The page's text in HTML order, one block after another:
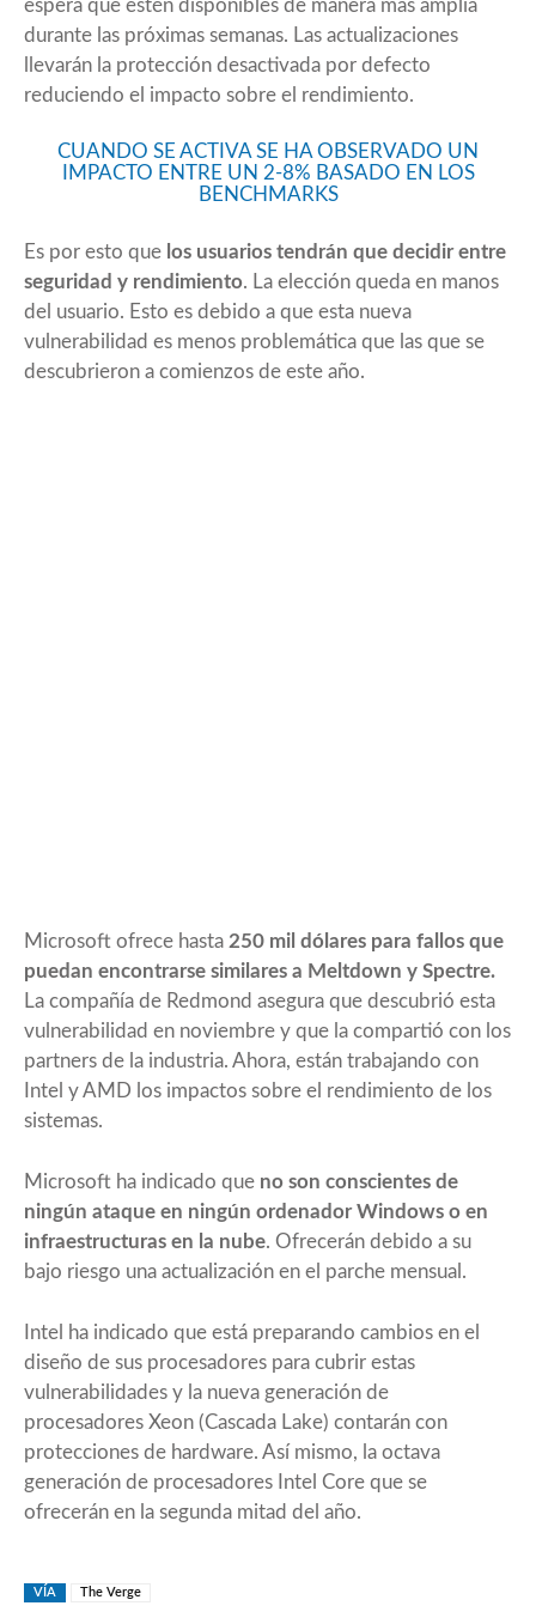
espera que estén disponibles de manera más amplia
durante las próximas semanas. Las actualizaciones
llevarán la protección desactivada por defecto
reduciendo el impacto sobre el rendimiento.
CUANDO SE ACTIVA SE HA OBSERVADO UN
IMPACTO ENTRE UN 2-8% BASADO EN LOS
BENCHMARKS
Es por esto que los usuarios tendrán que decidir entre
seguridad y rendimiento. La elección queda en manos
del usuario. Esto es debido a que esta nueva
vulnerabilidad es menos problemática que las que se
descubrieron a comienzos de este año.
Microsoft ofrece hasta 250 mil dólares para fallos que
puedan encontrarse similares a Meltdown y Spectre.
La compañía de Redmond asegura que descubrió esta
vulnerabilidad en noviembre y que la compartió con los
partners de la industria. Ahora, están trabajando con
Intel y AMD los impactos sobre el rendimiento de los
sistemas.
Microsoft ha indicado que no son conscientes de
ningún ataque en ningún ordenador Windows o en
infraestructuras en la nube. Ofrecerán debido a su
bajo riesgo una actualización en el parche mensual.
Intel ha indicado que está preparando cambios en el
diseño de sus procesadores para cubrir estas
vulnerabilidades y la nueva generación de
procesadores Xeon (Cascada Lake) contarán con
protecciones de hardware. Así mismo, la octava
generación de procesadores Intel Core que se
ofrecerán en la segunda mitad del año.
VÍA The Verge